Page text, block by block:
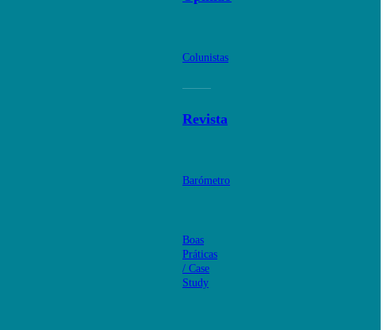
Colunistas
Revista
Barómetro
Boas
Práticas
/ Case
Study